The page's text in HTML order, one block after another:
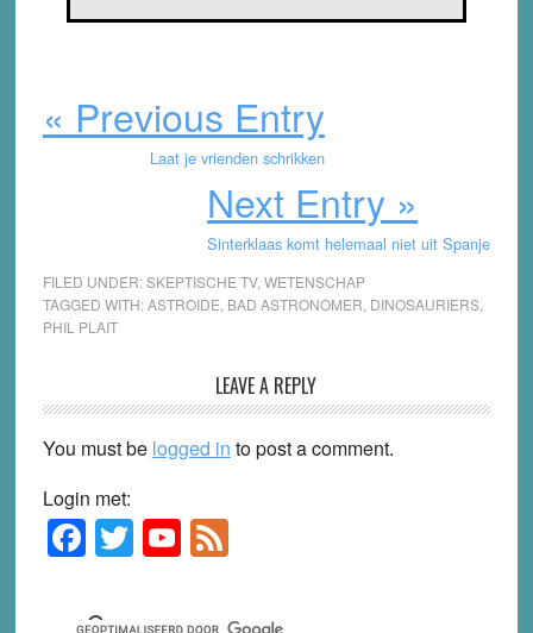
« Previous Entry
Laat je vrienden schrikken
Next Entry »
Sinterklaas komt helemaal niet uit Spanje
FILED UNDER:SKEPTISCHE TV, WETENSCHAP
TAGGED WITH:ASTROIDE BAD ASTRONOMER DINOSAURIERS,
PHIL PLAIT
Interactions
LEAVE A REPLY
You must be logged in to post a comment.
Login met:
Primary
Sidebar
F
a
c
T
wi
tt
Y
o
u
F
e